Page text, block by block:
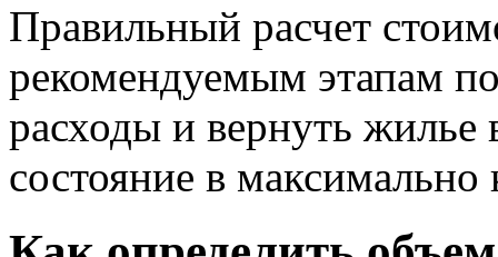
Правильный расчет
рекомендуемым этапам
расходы и вернуть жилье
состояние в максимально